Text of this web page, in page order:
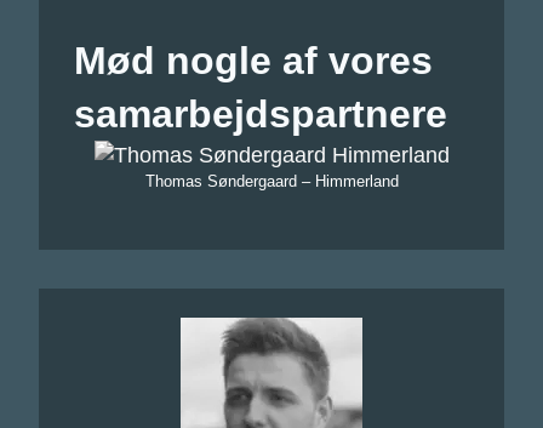
Mød nogle af vores
samarbejdspartnere
Thomas Søndergaard – Himmerland